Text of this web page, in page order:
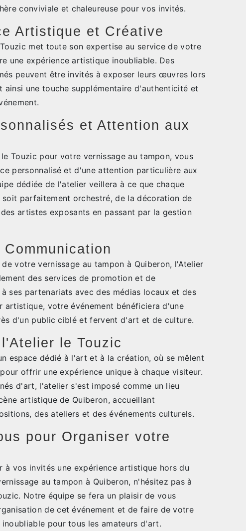
conviviale et chaleureuse pour vos invités.
Artistique et Créative
met toute son expertise au service de votre
une expérience artistique inoubliable. Des
peuvent être invités à exposer leurs œuvres lors
ainsi une touche supplémentaire d'authenticité et
et Attention aux
Touzic pour votre vernissage au tampon, vous
personnalisé et d'une attention particulière aux
dédiée de l'atelier veillera à ce que chaque
parfaitement orchestré, de la décoration de
artistes exposants en passant par la gestion
votre vernissage au tampon à Quiberon, l'Atelier
des services de promotion et de
ses partenariats avec des médias locaux et des
artistique, votre événement bénéficiera d'une
d'un public ciblé et fervent d'art et de culture.
le Touzic
espace dédié à l'art et à la création, où se mêlent
offrir une expérience unique à chaque visiteur.
d'art, l'atelier s'est imposé comme un lieu
artistique de Quiberon, accueillant
des ateliers et des événements culturels.
pour Organiser votre
à vos invités une expérience artistique hors du
au tampon à Quiberon, n'hésitez pas à
Notre équipe se fera un plaisir de vous
de cet événement et de faire de votre
pour tous les amateurs d'art.